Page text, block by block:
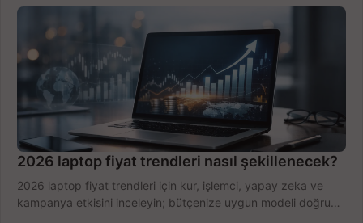
2026 laptop fiyat trendleri nasıl şekillenecek?
2026 laptop fiyat trendleri için kur, işlemci, yapay zeka ve
kampanya etkisini inceleyin; bütçenize uygun modeli doğru